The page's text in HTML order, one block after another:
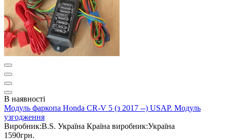
В наявності
Модуль фаркопа Honda CR-V 5 (з 2017 --) USAP. Модуль
узгодження
Виробник:B.S. Україна Країна виробник:Україна
1590грн.